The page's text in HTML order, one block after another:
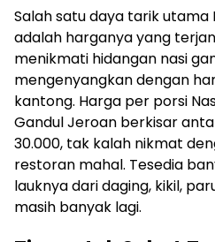
Salah satu daya tarik utama
adalah harganya yang
menikmati hidangan nasi
mengenyangkan dengan
kantong. Harga per porsi
Gandul Jeroan berkisar
30.000, tak kalah nikmat
restoran mahal. Tesedia
lauknya dari daging, kikil,
masih banyak lagi.